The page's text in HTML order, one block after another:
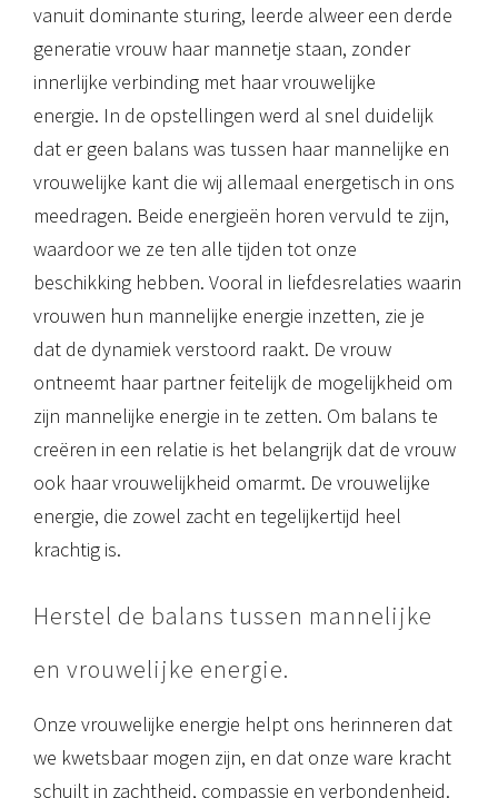
vanuit dominante sturing, leerde alweer een derde
generatie vrouw haar mannetje staan, zonder
innerlijke verbinding met haar vrouwelijke
energie. In de opstellingen werd al snel duidelijk
dat er geen balans was tussen haar mannelijke en
vrouwelijke kant die wij allemaal energetisch in ons
meedragen. Beide energieën horen vervuld te zijn,
waardoor we ze ten alle tijden tot onze
beschikking hebben. Vooral in liefdesrelaties waarin
vrouwen hun mannelijke energie inzetten, zie je
dat de dynamiek verstoord raakt. De vrouw
ontneemt haar partner feitelijk de mogelijkheid om
zijn mannelijke energie in te zetten. Om balans te
creëren in een relatie is het belangrijk dat de vrouw
ook haar vrouwelijkheid omarmt. De vrouwelijke
energie, die zowel zacht en tegelijkertijd heel
krachtig is.
Herstel de balans tussen mannelijke
en vrouwelijke energie.
Onze vrouwelijke energie helpt ons herinneren dat
we kwetsbaar mogen zijn, en dat onze ware kracht
schuilt in zachtheid, compassie en verbondenheid.